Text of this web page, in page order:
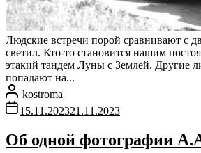
Людские встречи порой сравнивают с
светил. Кто-то становится нашим
этакий тандем Луны с Землей. Другие
попадают на...
kostroma
15.11.202321.11.2023
Об одной фотографии